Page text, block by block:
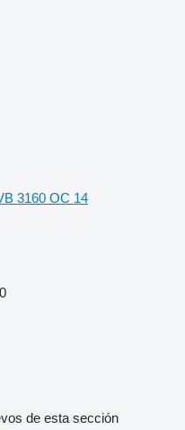
3160 OC 14
de esta sección